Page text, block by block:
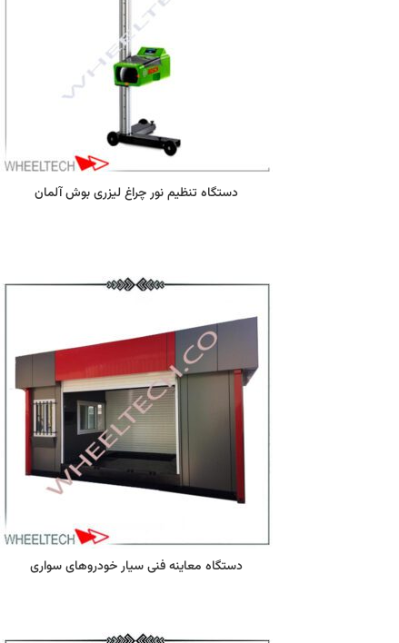
دستگاه تنظیم نور چراغ لیزری بوش آلمان
دستگاه معاينه فنی سيار خودروهای سواری